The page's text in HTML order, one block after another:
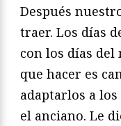
Después
traer. Los días
con los días del
que hacer es
adaptarlos a los
el anciano. Le